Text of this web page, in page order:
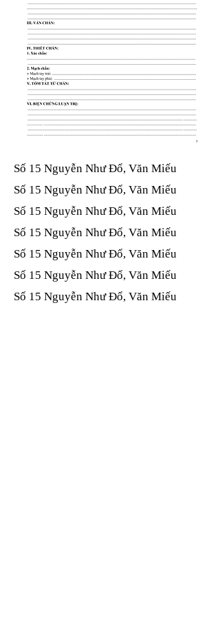
Số 15 Nguyễn Như Đổ, Văn Miếu​​​​
Số 15 Nguyễn Như Đổ, Văn Miếu​​​​
Số 15 Nguyễn Như Đổ, Văn Miếu​​​​
Số 15 Nguyễn Như Đổ, Văn Miếu​​​​
Số 15 Nguyễn Như Đổ, Văn Miếu​​​​
Số 15 Nguyễn Như Đổ, Văn Miếu​​​​
Số 15 Nguyễn Như Đổ, Văn Miếu​​​​